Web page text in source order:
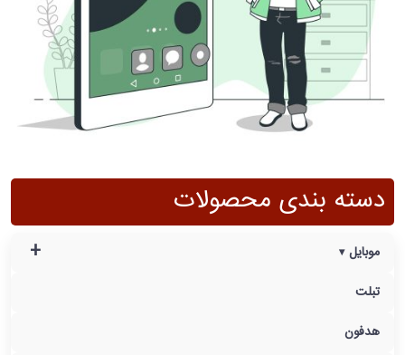
دسته بندی محصولات
+
موبایل
تبلت
هدفون